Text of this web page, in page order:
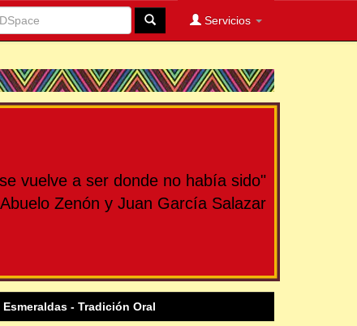
Servicios
vuelve a ser donde no había sido"
Abuelo Zenón y Juan García Salazar
Esmeraldas - Tradición Oral